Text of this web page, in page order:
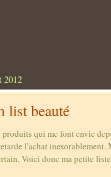
2012
list beauté
qui me font envie
l'achat inexorablement.
Voici donc ma petite